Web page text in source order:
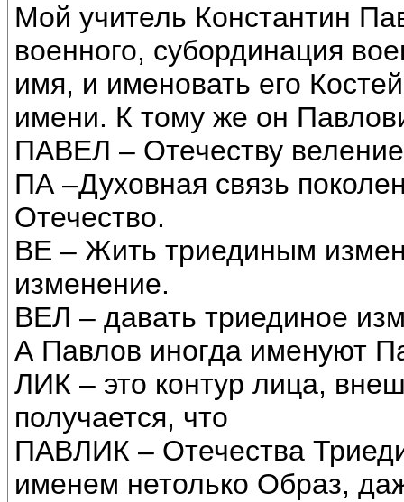
Мой учитель Константин
военного, субординация
имя, и именовать его
имени. К тому же он
ПАВЕЛ – Отечеству
ПА –Духовная связь
Отечество.
ВЕ – Жить триединым
изменение.
ВЕЛ – давать триединое
А Павлов иногда именуют
ЛИК – это контур лица,
получается, что
ПАВЛИК – Отечества
именем нетолько Образ,